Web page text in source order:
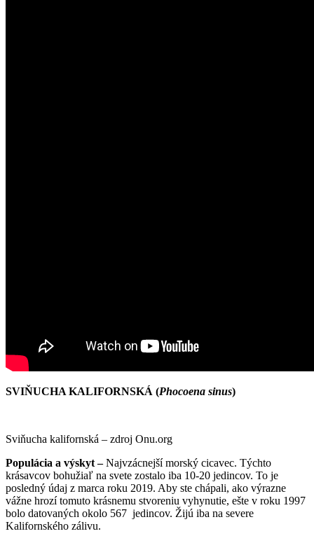
SVIŇUCHA KALIFORNSKÁ (Phocoena sinus)
Sviňucha kalifornská – zdroj Onu.org
Populácia a výskyt –Najvzácnejší morský cicavec. Týchto
krásavcov bohužiaľ na svete zostalo iba 10-20 jedincov. To je
posledný údaj z marca roku 2019. Aby ste chápali, ako výrazne
vážne hrozí tomuto krásnemu stvoreniu vyhynutie, ešte v roku 1997
bolo datovaných okolo 567 jedincov. Žijú iba na severe
Kalifornského zálivu.